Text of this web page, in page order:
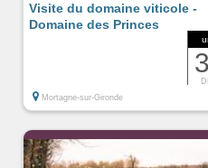
Visite du domaine viticole -
Domaine des Princes
Mortagne-sur-Gironde